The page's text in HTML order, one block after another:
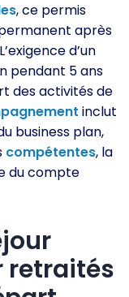
, ce permis
après
d’un
pendant 5 ans
des activités de
inclut
business plan,
compétentes, la
du compte
retraités